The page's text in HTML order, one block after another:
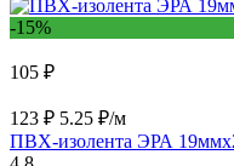
-15%
105 ₽
123 ₽ 5.25 ₽/м
ПВХ-изолента ЭРА